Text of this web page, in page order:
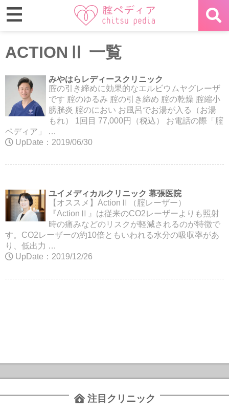
ACTIONⅡ 一覧
みやはらレディースクリニック
腟の引き締めに効果的なエルビウムヤグレーザ
です 腟のゆるみ 腟の引き締め 腟の乾燥 腟縮小
膀胱炎 腟のにおい お風呂でお湯が入る（お湯
もれ） 1回目 77,000円（税込） お電話の際「腟
ペディア」 …
UpDate：2019/06/30
ユイメディカルクリニック 幕張医院
【オススメ】ActionⅡ（腟レーザー）
『ActionⅡ』は従来のCO2レーザーよりも照射
時の痛みなどのリスクが軽減されるのが特徴で
す。CO2レーザーの約10倍ともいわれる水分の吸収率があ
り、低出力 …
UpDate：2019/12/26
注目クリニック